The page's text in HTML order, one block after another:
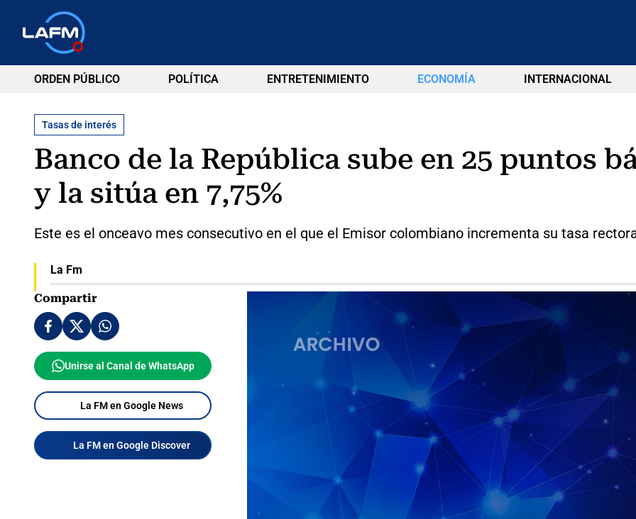
ORDEN PÚBLICO POLÍTICA ENTRETENIMIENTO ECONOMÍA INTERNACIONAL
Tasas de interés
Banco de la República sube en 25 puntos
y la sitúa en 7,75%
Este es el onceavo mes consecutivo en el que el Emisor colombiano incrementa su tasa
La Fm
Compartir
Unirse al Canal de WhatsApp
La FM en Google News
La FM en Google Discover